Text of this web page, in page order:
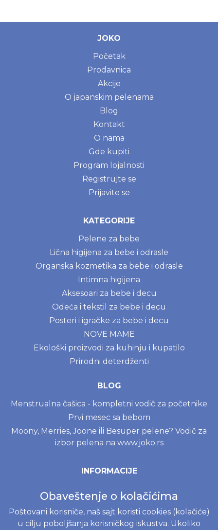
JOKO
Početak
Prodavnica
Akcije
O japanskim pelenama
Blog
Kontakt
O nama
Gde kupiti
Program lojalnosti
Registrujte se
Prijavite se
KATEGORIJE
Pelene za bebe
Lična higijena za bebe i odrasle
Organska kozmetika za bebe i odrasle
Intimna higijena
Aksesoari za bebe i decu
Odeća i tekstil za bebe i decu
Posteri i igračke za bebe i decu
NOVE MAME
Ekološki proizvodi za kuhinju i kupatilo
Prirodni deterdženti
BLOG
Menstrualna čašica - kompletni vodič za početnike
Prvi mesec sa bebom
Moony, Merries, Joone ili Besuper pelene? Vodič za
izbor pelena na www.joko.rs
INFORMACIJE
Uslovi korišćenja
Politika privatnosti
Obaveštenje o kolačićima
Poštovani korisniče, naš sajt koristi cookies (kolačiće)
u cilju poboljšanja korisničkog iskustva. Ukoliko